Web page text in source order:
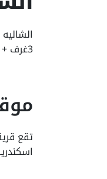
الشاليه
3غرف + 2حمام + مطبخ + ريسيبشن + تراس